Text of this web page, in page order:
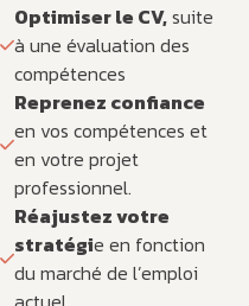
Optimiser le CV,suite
à une évaluation des
compétences
Reprenez confiance
en vos compétences et
en votre projet
professionnel.
Réajustez votre
stratégie en fonction
du marché de l’emploi